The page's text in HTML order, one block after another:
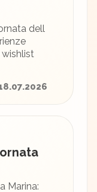
dell
Marina: